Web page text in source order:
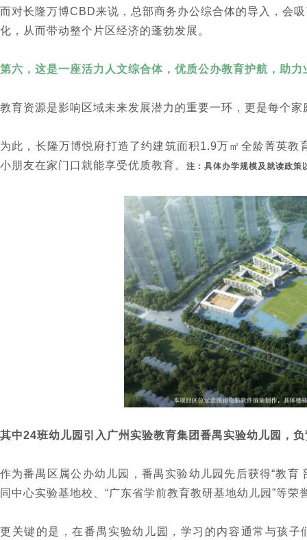
而对长隆万博CBD来说，总部商务办公综合体的导入，会
化，从而带动整个片区经济的蓬勃发展。
第六，这是一座活力人文综合体，优质公办教育护航，助
教育资源是影响区域未来发展潜力的重要一环，更是每个
为此，长隆万博悦府打造了约建筑面积1.9万㎡全龄菁英
小朋友在家门口就能享受优质教育。
注：具体办学规模及就读政策
其中24班幼儿园引入广州实验教育集团番禺实验幼儿园，
作为番禺区属公办幼儿园 ，番禺实验幼儿园 先后获得“教育
同中心实验基地校、“广东省学前教育教研基地幼儿园”等荣
更关键的是，在番禺实验幼儿园，学习的内容通常与孩